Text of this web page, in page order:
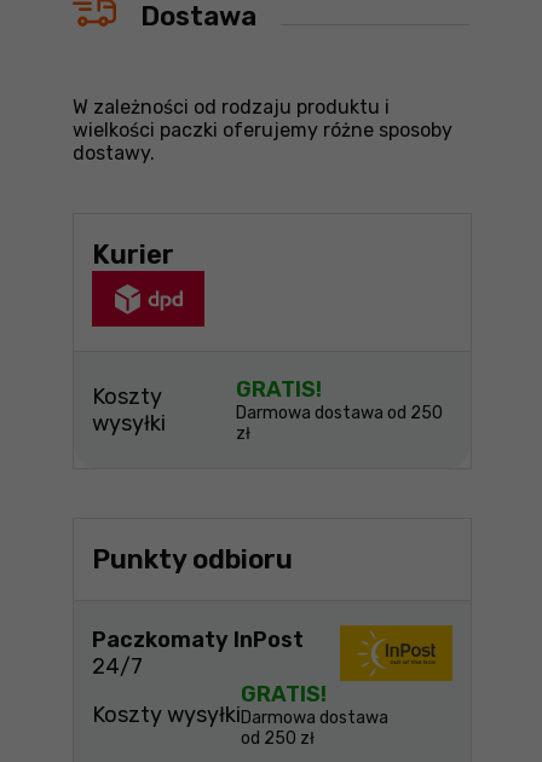
Dostawa
W zależności od rodzaju produktu i
wielkości paczki oferujemy różne sposoby
dostawy.
Kurier
Koszty
wysyłki
GRATIS!
Darmowa dostawa od 250
zł
Punkty odbioru
Paczkomaty InPost
24/7
Koszty wysyłki
GRATIS!
Darmowa dostawa
od 250 zł